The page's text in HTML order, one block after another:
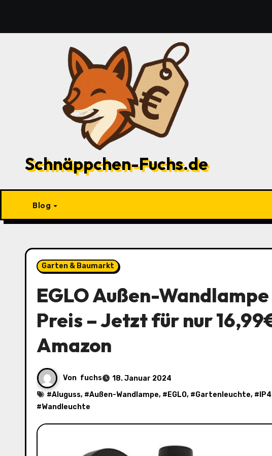
springen
Schnäppchen-Fuchs.de
Blog
Garten & Baumarkt
EGLO Außen-
Preis – Jetzt für nur
Amazon
Von fuchs
18. Januar 2024
#Aluguss, #Außen-Wandlampe, # EGLO, #Gartenleuchte, #
#Wandleuchte